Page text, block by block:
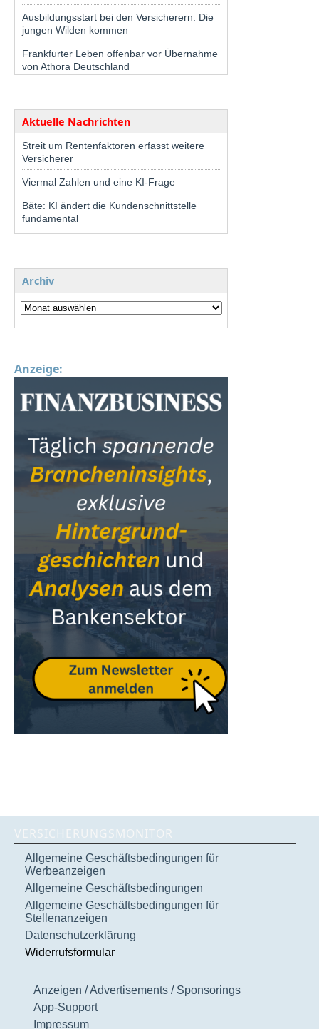
Ausbildungsstart bei den Versicherern: Die
jungen Wilden kommen
Frankfurter Leben offenbar vor Übernahme
von Athora Deutschland
Aktuelle Nachrichten
Streit um Rentenfaktoren erfasst weitere
Versicherer
Viermal Zahlen und eine KI-Frage
Bäte: KI ändert die Kundenschnittstelle
fundamental
Archiv
Anzeige:
VERSICHERUNGSMONITOR
Allgemeine Geschäftsbedingungen für
Werbeanzeigen
Allgemeine Geschäftsbedingungen
Allgemeine Geschäftsbedingungen für
Stellenanzeigen
Datenschutzerklärung
Widerrufsformular
Anzeigen / Advertisements / Sponsorings
App-Support
Impressum